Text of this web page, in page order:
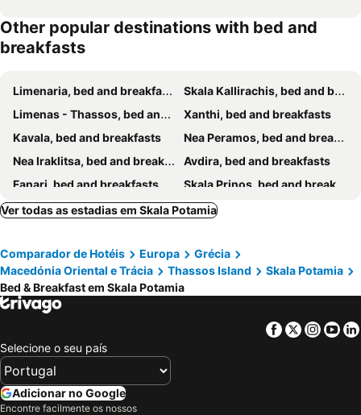
Other popular destinations with bed and
breakfasts
Limenaria, bed and breakfasts
Skala Kallirachis, bed and breakfasts
Limenas - Thassos, bed and breakfasts
Xanthi, bed and breakfasts
Kavala, bed and breakfasts
Nea Peramos, bed and breakfasts
Nea Iraklitsa, bed and breakfasts
Avdira, bed and breakfasts
Fanari, bed and breakfasts
Skala Prinos, bed and breakfasts
Skala Sotiros, bed and breakfasts
Potos, bed and breakfasts
Ver todas as estadias em Skala Potamia
Comparador de Hotéis Europa
Grécia
Macedónia Oriental e Trácia
Thassos Island
Skala Potamia
Bed & Breakfast em Skala Potamia
Facebook
Twitter
Selecione o seu país
Adicionar no Google
Encontre facilmente os nossos